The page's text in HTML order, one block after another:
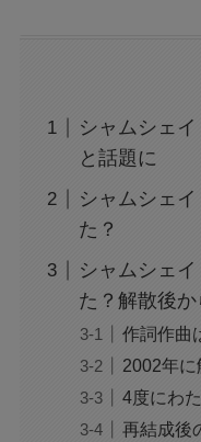
シャムシェ
と話題に
シャムシェ
た？
シャムシェ
た？解散後
作詞作曲
2002年に
4度にわ
再結成後